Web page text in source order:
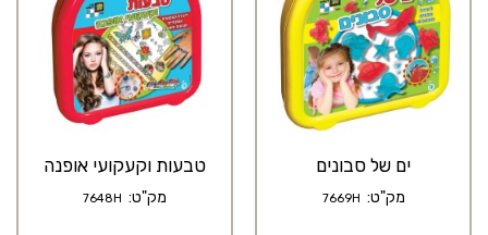
טבעות וקעקועי אופנה
מק"ט: 7648H
ים של סבונים
מק"ט: 7669H